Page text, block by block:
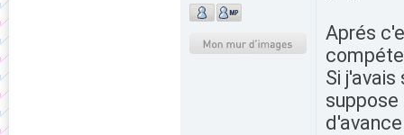
Aprés
Si